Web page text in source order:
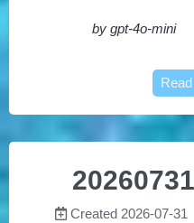
by gpt-4o-mini
Created 2026-07-31